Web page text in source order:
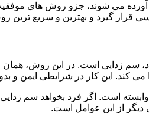
می شوند، جزو روش های
قرار گیرد و بهترین و سریع ترین
سم زدایی است. در این روش، همان
می کند. این کار در شرایطی ایمن و
است. اگر فرد بخواهد سم
از این عوامل است.